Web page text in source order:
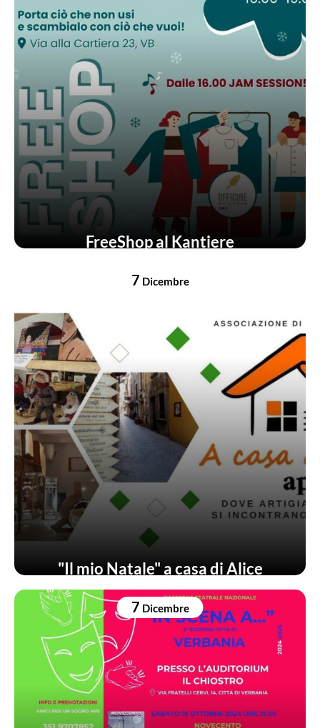
FreeShop al Kantiere
7 Dicembre
"Il mio Natale" a casa di Alice
7 Dicembre